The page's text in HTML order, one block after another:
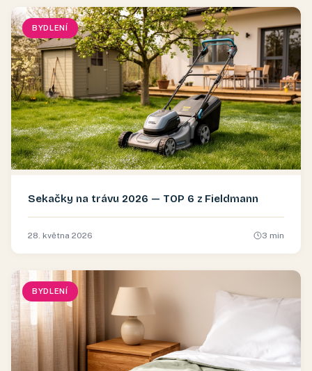
BYDLENÍ
Sekačky na trávu 2026 — TOP 6 z Fieldmann
28. května 2026 3 min
BYDLENÍ